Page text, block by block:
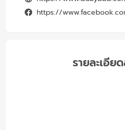
https://
รายละเอีย